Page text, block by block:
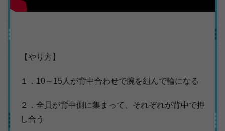
【やり方】
１．10～15人が背中合わせで腕を組んで輪になる
２．全員が背中側に集まって、それぞれが背中で押
し合う